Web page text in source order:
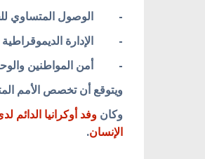
- الوصول المتساوي
- الإدارة الديموقراطية
- أمن المواطنين والوحدة
ويتوقع أن تخصص الأمم المتحدة مبلغا قدره 675,6 مليون
وكان وفد أوكرانيا الدائم
الإنسان.